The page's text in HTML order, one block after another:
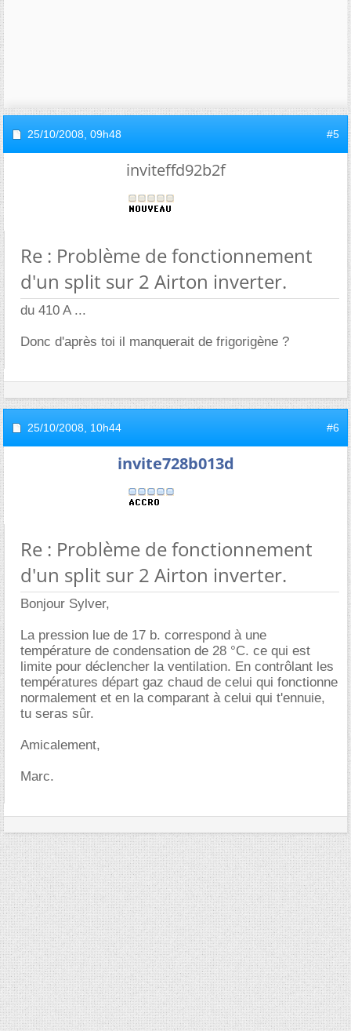
25/10/2008, 09h48 #5
inviteffd92b2f
Re : Problème de fonctionnement
d'un split sur 2 Airton inverter.
du 410 A ...
Donc d'après toi il manquerait de frigorigène ?
25/10/2008, 10h44 #6
invite728b013d
Re : Problème de fonctionnement
d'un split sur 2 Airton inverter.
Bonjour Sylver,
La pression lue de 17 b. correspond à une
température de condensation de 28 °C. ce qui est
limite pour déclencher la ventilation. En contrôlant les
températures départ gaz chaud de celui qui fonctionne
normalement et en la comparant à celui qui t'ennuie,
tu seras sûr.
Amicalement,
Marc.